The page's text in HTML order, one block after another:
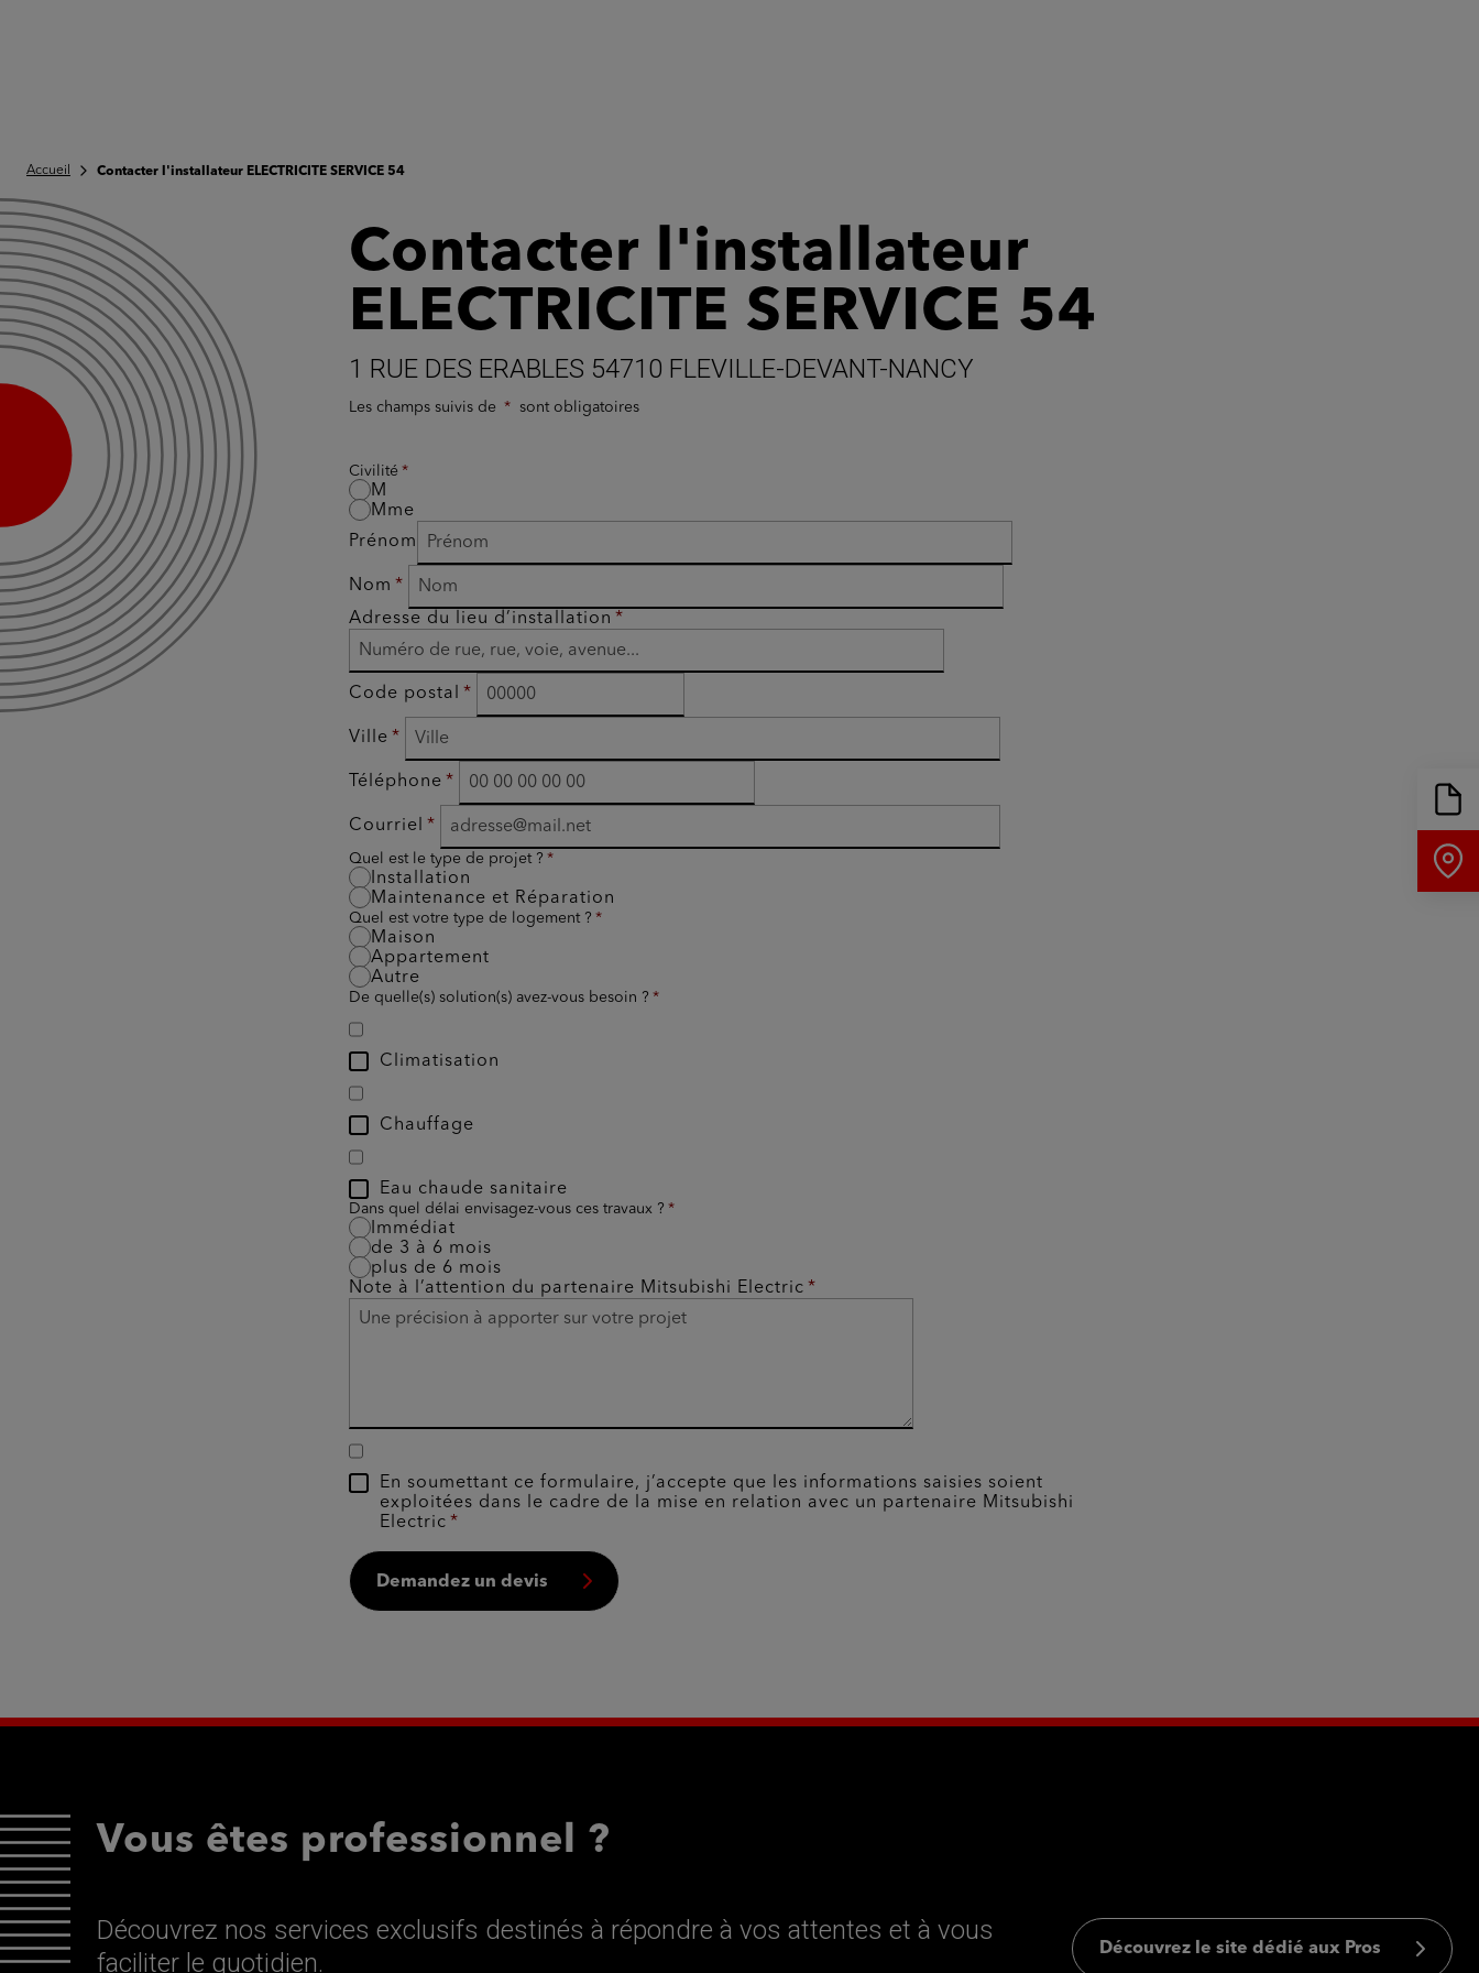
Accueil Contacter l'installateur ELECTRICITE SERVICE 54
Contacter l'installateur
ELECTRICITE SERVICE 54
1 RUE DES ERABLES 54710 FLEVILLE-DEVANT-NANCY
Les champs suivis de sont obligatoires
Civilité
M
Mme
Prénom
Nom
Adresse du lieu d’installation
Code postal
Ville
Téléphone
Courriel
Quel est le type de projet ?
Installation
Maintenance et Réparation
Quel est votre type de logement ?
Maison
Appartement
Autre
De quelle(s) solution(s) avez-vous besoin ?
Climatisation
Chauffage
Eau chaude sanitaire
Dans quel délai envisagez-vous ces travaux ?
Immédiat
de 3 à 6 mois
plus de 6 mois
Note à l’attention du partenaire Mitsubishi Electric
En soumettant ce formulaire, j’accepte que les informations saisies soient
exploitées dans le cadre de la mise en relation avec un partenaire Mitsubishi
Electric
Demandez un devis
Vous êtes professionnel ?
Découvrez nos services exclusifs destinés à répondre à vos attentes et à vous
faciliter le quotidien.
Découvrez le site dédié aux Pros